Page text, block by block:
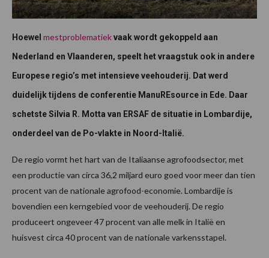
Hoewel mestproblematiekvaak wordt gekoppeld aan
Nederland en Vlaanderen, speelt het vraagstuk ook in andere
Europese regio’s met intensieve veehouderij. Dat werd
duidelijk tijdens de conferentie ManuREsource in Ede. Daar
schetste Silvia R. Motta van ERSAF de situatie in Lombardije,
onderdeel van de Po-vlakte in Noord-Italië.
De regio vormt het hart van de Italiaanse agrofoodsector, met
een productie van circa 36,2 miljard euro goed voor meer dan tien
procent van de nationale agrofood-economie. Lombardije is
bovendien een kerngebied voor de veehouderij. De regio
produceert ongeveer 47 procent van alle melk in Italië en
huisvest circa 40 procent van de nationale varkensstapel.